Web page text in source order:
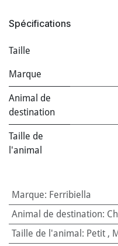
Spécifications
Taille
Marque
Animal de
destination
Taille de
l'animal
Marque: Ferribiella
Animal de destination:
Taille de l'animal : Petit,